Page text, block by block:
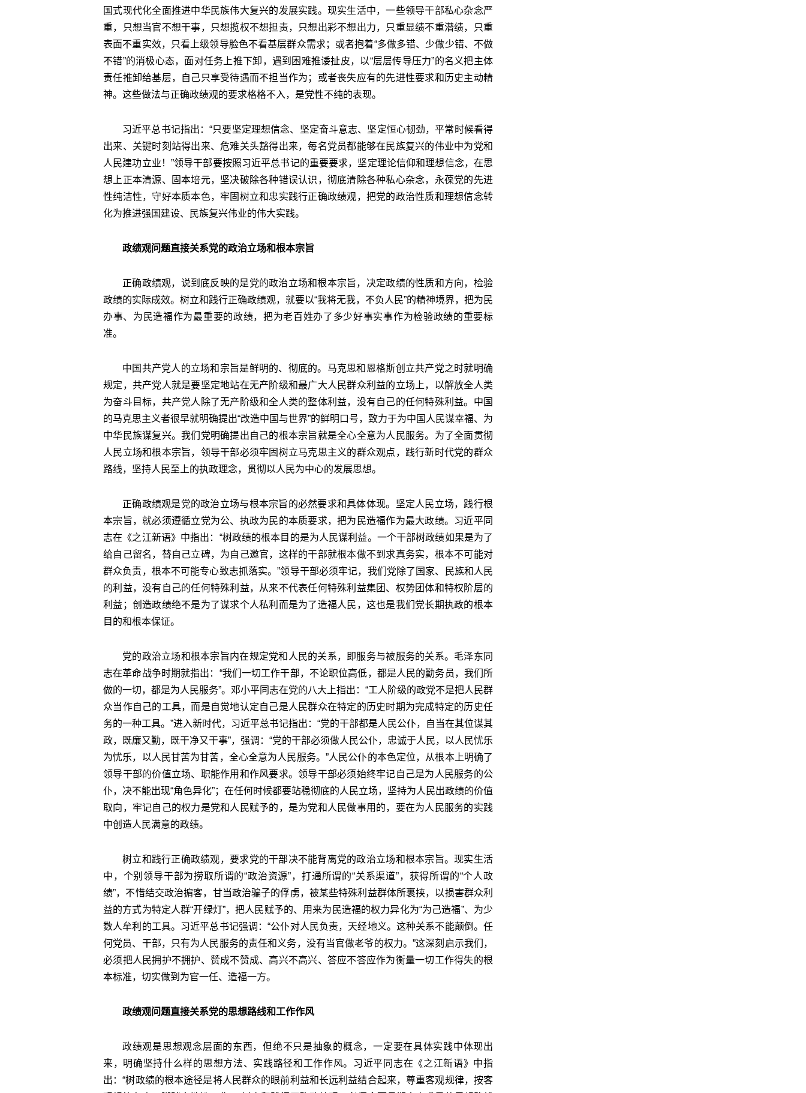
国式现代化全面推进中华民族伟大复兴的发展实践。现实生活中，一些领导干部私心杂念严
重，只想当官不想干事，只想揽权不想担责，只想出彩不想出力，只重显绩不重潜绩，只重
表面不重实效，只看上级领导脸色不看基层群众需求；或者抱着“多做多错、少做少错、不做
不错”的消极心态，面对任务上推下卸，遇到困难推诿扯皮，以“层层传导压力”的名义把主体
责任推卸给基层，自己只享受待遇而不担当作为；或者丧失应有的先进性要求和历史主动精
神。这些做法与正确政绩观的要求格格不入，是党性不纯的表现。
习近平总书记指出：“只要坚定理想信念、坚定奋斗意志、坚定恒心韧劲，平常时候看得
出来、关键时刻站得出来、危难关头豁得出来，每名党员都能够在民族复兴的伟业中为党和
人民建功立业！”领导干部要按照习近平总书记的重要要求，坚定理论信仰和理想信念，在思
想上正本清源、固本培元，坚决破除各种错误认识，彻底清除各种私心杂念，永葆党的先进
性纯洁性，守好本质本色，牢固树立和忠实践行正确政绩观，把党的政治性质和理想信念转
化为推进强国建设、民族复兴伟业的伟大实践。
政绩观问题直接关系党的政治立场和根本宗旨
正确政绩观，说到底反映的是党的政治立场和根本宗旨，决定政绩的性质和方向，检验
政绩的实际成效。树立和践行正确政绩观，就要以“我将无我，不负人民”的精神境界，把为民
办事、为民造福作为最重要的政绩，把为老百姓办了多少好事实事作为检验政绩的重要标
准。
中国共产党人的立场和宗旨是鲜明的、彻底的。马克思和恩格斯创立共产党之时就明确
规定，共产党人就是要坚定地站在无产阶级和最广大人民群众利益的立场上，以解放全人类
为奋斗目标，共产党人除了无产阶级和全人类的整体利益，没有自己的任何特殊利益。中国
的马克思主义者很早就明确提出“改造中国与世界”的鲜明口号，致力于为中国人民谋幸福、为
中华民族谋复兴。我们党明确提出自己的根本宗旨就是全心全意为人民服务。为了全面贯彻
人民立场和根本宗旨，领导干部必须牢固树立马克思主义的群众观点，践行新时代党的群众
路线，坚持人民至上的执政理念，贯彻以人民为中心的发展思想。
正确政绩观是党的政治立场与根本宗旨的必然要求和具体体现。坚定人民立场，践行根
本宗旨，就必须遵循立党为公、执政为民的本质要求，把为民造福作为最大政绩。习近平同
志在《之江新语》中指出：“树政绩的根本目的是为人民谋利益。一个干部树政绩如果是为了
给自己留名，替自己立碑，为自己邀官，这样的干部就根本做不到求真务实，根本不可能对
群众负责，根本不可能专心致志抓落实。”领导干部必须牢记，我们党除了国家、民族和人民
的利益，没有自己的任何特殊利益，从来不代表任何特殊利益集团、权势团体和特权阶层的
利益；创造政绩绝不是为了谋求个人私利而是为了造福人民，这也是我们党长期执政的根本
目的和根本保证。
党的政治立场和根本宗旨内在规定党和人民的关系，即服务与被服务的关系。毛泽东同
志在革命战争时期就指出：“我们一切工作干部，不论职位高低，都是人民的勤务员，我们所
做的一切，都是为人民服务”。邓小平同志在党的八大上指出：“工人阶级的政党不是把人民群
众当作自己的工具，而是自觉地认定自己是人民群众在特定的历史时期为完成特定的历史任
务的一种工具。”进入新时代，习近平总书记指出：“党的干部都是人民公仆，自当在其位谋其
政，既廉又勤，既干净又干事”，强调：“党的干部必须做人民公仆，忠诚于人民，以人民忧乐
为忧乐，以人民甘苦为甘苦，全心全意为人民服务。”人民公仆的本色定位，从根本上明确了
领导干部的价值立场、职能作用和作风要求。领导干部必须始终牢记自己是为人民服务的公
仆，决不能出现“角色异化”；在任何时候都要站稳彻底的人民立场，坚持为人民出政绩的价值
取向，牢记自己的权力是党和人民赋予的，是为党和人民做事用的，要在为人民服务的实践
中创造人民满意的政绩。
树立和践行正确政绩观，要求党的干部决不能背离党的政治立场和根本宗旨。现实生活
中，个别领导干部为捞取所谓的“政治资源”，打通所谓的“关系渠道”，获得所谓的“个人政
绩”，不惜结交政治掮客，甘当政治骗子的俘虏，被某些特殊利益群体所裹挟，以损害群众利
益的方式为特定人群“开绿灯”，把人民赋予的、用来为民造福的权力异化为“为己造福”、为少
数人牟利的工具。习近平总书记强调：“公仆对人民负责，天经地义。这种关系不能颠倒。任
何党员、干部，只有为人民服务的责任和义务，没有当官做老爷的权力。”这深刻启示我们，
必须把人民拥护不拥护、赞成不赞成、高兴不高兴、答应不答应作为衡量一切工作得失的根
本标准，切实做到为官一任、造福一方。
政绩观问题直接关系党的思想路线和工作作风
政绩观是思想观念层面的东西，但绝不只是抽象的概念，一定要在具体实践中体现出
来，明确坚持什么样的思想方法、实践路径和工作作风。习近平同志在《之江新语》中指
出：“树政绩的根本途径是将人民群众的眼前利益和长远利益结合起来，尊重客观规律，按客